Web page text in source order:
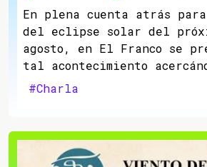
En plena cuenta atrás
del eclipse solar del
agosto, en El Franco se
tal acontecimiento
#Charla